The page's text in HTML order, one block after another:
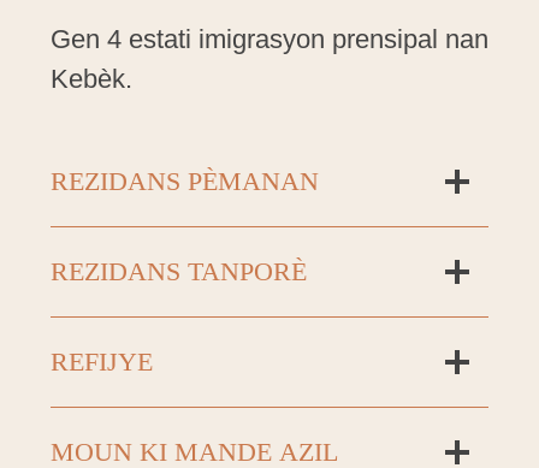
Gen 4 estati imigrasyon prensipal nan
Kebèk.
REZIDANS PÈMANAN
REZIDANS TANPORÈ
REFIJYE
MOUN KI MANDE AZIL